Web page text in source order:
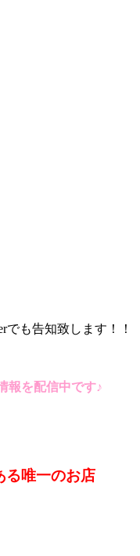
も告知致します！！
報を配信中です♪
る唯一のお店